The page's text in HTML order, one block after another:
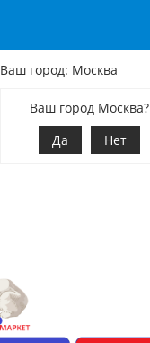
Ваш город: Москва
Ваш город Москва?
Да
Нет